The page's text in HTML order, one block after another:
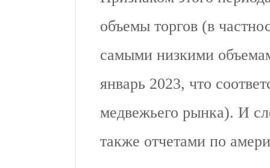
объемы торгов (в
самыми низкими
январь 2023, что
медвежьего рынка). И
также отчетами по